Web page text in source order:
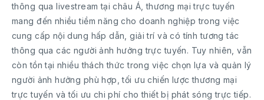
thông qua livestream tại châu Á, thương mại trực tuyến
mang đến nhiều tiềm năng cho doanh nghiệp trong việc
cung cấp nội dung hấp dẫn, giải trí và có tính tương tác
thông qua các người ảnh hưởng trực tuyến. Tuy nhiên, vẫn
còn tồn tại nhiều thách thức trong việc chọn lựa và quản lý
người ảnh hưởng phù hợp, tối ưu chiến lược thương mại
trực tuyến và tối ưu chi phí cho thiết bị phát sóng trực tiếp.